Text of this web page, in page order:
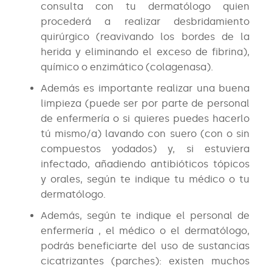
consulta con tu dermatólogo quien
procederá a realizar desbridamiento
quirúrgico (reavivando los bordes de la
herida y eliminando el exceso de fibrina),
químico o enzimático (colagenasa).
Además es importante realizar una buena
limpieza (puede ser por parte de personal
de enfermería o si quieres puedes hacerlo
tú mismo/a) lavando con suero (con o sin
compuestos yodados) y, si estuviera
infectado, añadiendo antibióticos tópicos
y orales, según te indique tu médico o tu
dermatólogo.
Además, según te indique el personal de
enfermería , el médico o el dermatólogo,
podrás beneficiarte del uso de sustancias
cicatrizantes (parches): existen muchos